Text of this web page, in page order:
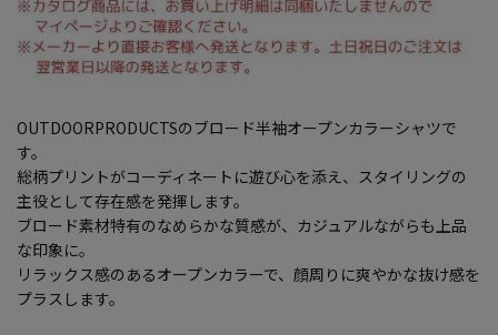
OUTDOORPRODUCTSのブロード半袖オープンカラーシャツで
す。
総柄プリントがコーディネートに遊び心を添え、スタイリングの
主役として存在感を発揮します。
ブロード素材特有のなめらかな質感が、カジュアルながらも上品
な印象に。
リラックス感のあるオープンカラーで、顔周りに爽やかな抜け感を
プラスします。